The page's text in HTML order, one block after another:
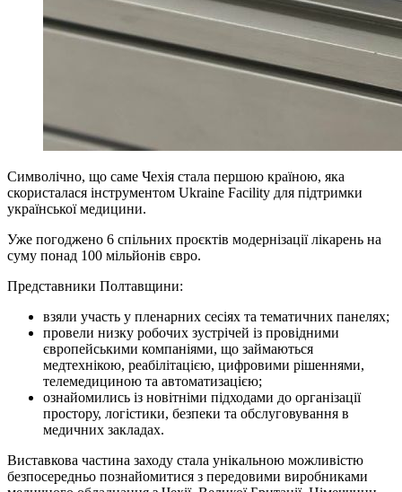
Символічно, що саме Чехія стала першою країною, яка
скористалася інструментом Ukraine Facility для підтримки
української медицини.
Уже погоджено 6 спільних проєктів модернізації лікарень на
суму понад 100 мільйонів євро.
Представники Полтавщини:
взяли участь у пленарних сесіях та тематичних панелях;
провели низку робочих зустрічей із провідними
європейськими компаніями, що займаються
медтехнікою, реабілітацією, цифровими рішеннями,
телемедициною та автоматизацією;
ознайомились із новітніми підходами до організації
простору, логістики, безпеки та обслуговування в
медичних закладах.
Виставкова частина заходу стала унікальною можливістю
безпосередньо познайомитися з передовими виробниками